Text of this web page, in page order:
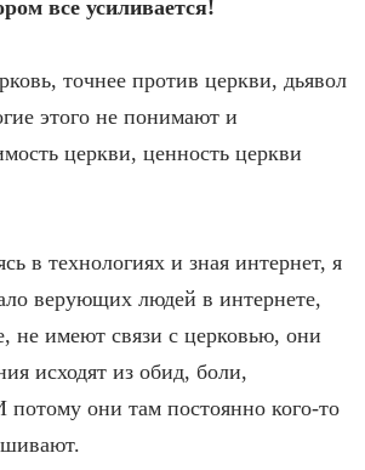
все усиливается!
точнее против церкви, дьявол
этого не понимают и
церкви, ценность церкви
в технологиях и зная интернет, я
верующих людей в интернете,
не имеют связи с церковью, они
исходят из обид, боли,
они там постоянно кого-то